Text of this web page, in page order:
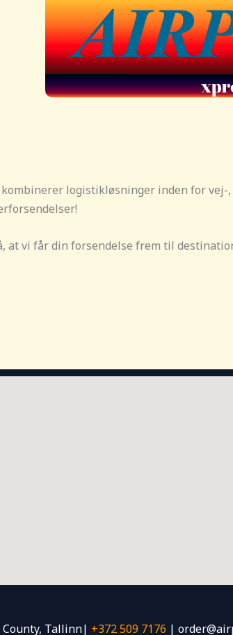
logistikløsninger inden for
at vi får din forsendelse frem til
County, Tallinn| +372 509 7176 |